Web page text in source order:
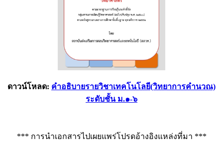
ดาวน์โหลด: คำอธิบายรายวิชาเทคโนโลยี(วิทยาการคำนวณ)
ระดับชั้น ม.๑-๖
*** การนำเอกสารไปเผยแพร่โปรดอ้างอิงแหล่งที่มา ***